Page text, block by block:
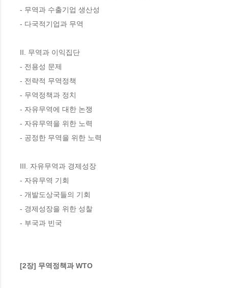
- 무역과 수출기업 생산성
- 다국적기업과 무역
II. 무역과 이익집단
- 전용성 문제
- 전략적 무역정책
- 무역정책과 정치
- 자유무역에 대한 논쟁
- 자유무역을 위한 노력
- 공정한 무역을 위한 노력
III. 자유무역과 경제성장
- 자유무역 기회
- 개발도상국들의 기회
- 경제성장을 위한 성찰
- 부국과 빈국
[2장] 무역정책과 WTO